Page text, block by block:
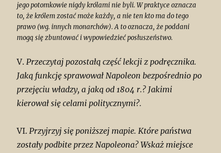
jego potomkowie nigdy królami nie byli. W praktyce oznacza
to, że królem zostać może każdy, a nie ten kto ma do tego
prawo (wg. innych monarchów). A to oznacza, że poddani
mogą się zbuntować i wypowiedzieć posłuszeństwo.
V. Przeczytaj pozostałą część lekcji z podręcznika.
Jaką funkcję sprawował Napoleon bezpośrednio po
przejęciu władzy, a jaką od 1804 r.? Jakimi
kierował się celami politycznymi?.
VI. Przyjrzyj się poniższej mapie. Które państwa
zostały podbite przez Napoleona? Wskaż miejsce